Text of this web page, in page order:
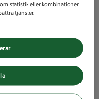
statistik eller kombinationer
tjänster.